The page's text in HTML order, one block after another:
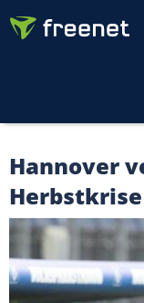
Hannover
Herbstkrise